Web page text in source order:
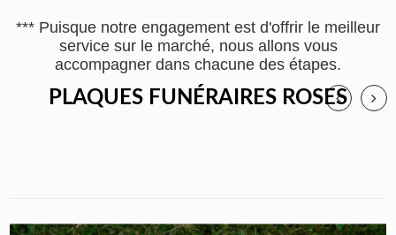
*** Puisque notre engagement est d'offrir le meilleur
service sur le marché, nous allons vous
accompagner dans chacune des étapes.
PLAQUES FUNÉRAIRES ROSES